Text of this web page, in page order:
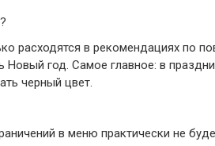
расходятся в рекомендациях по
Новый год. Самое главное: в
черный цвет.
в меню практически не